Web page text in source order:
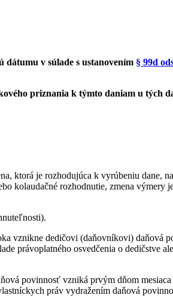
dátumu v súlade s ustanovením § 99d
priznania k týmto daniam u tých
ktorá je rozhodujúca k vyrúbeniu dane,
kolaudačné rozhodnutie, zmena
vznikne dedičovi (daňovníkovi) daňová
právoplatného osvedčenia o
povinnosť vzniká prvým dňom
práv vydražením daňová